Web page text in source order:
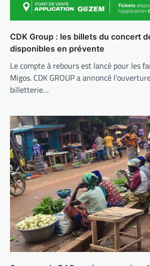
CDK Group : les billets du concert
disponibles en prévente
Le compte à rebours est lancé pour les
Migos. CDK GROUP a annoncé
billetterie…